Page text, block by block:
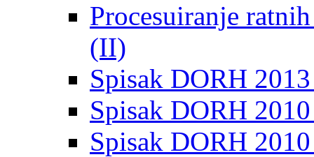
Procesuiranje
(II)
Spisak DORH
Spisak DORH
Spisak DORH